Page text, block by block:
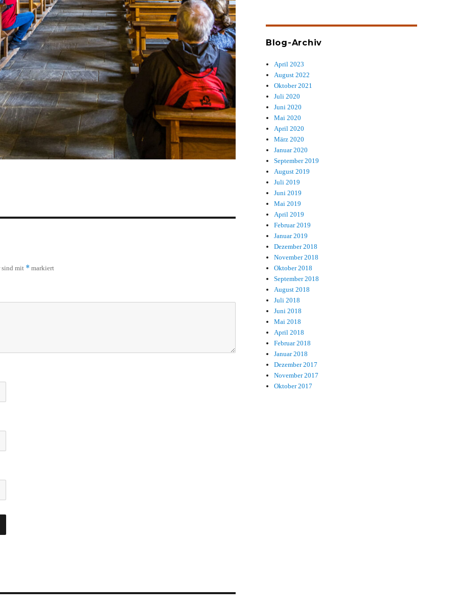
sind mit * markiert
Blog-Archiv
April 2023
August 2022
Oktober 2021
Juli 2020
Juni 2020
Mai 2020
April 2020
März 2020
Januar 2020
September 2019
August 2019
Juli 2019
Juni 2019
Mai 2019
April 2019
Februar 2019
Januar 2019
Dezember 2018
November 2018
Oktober 2018
September 2018
August 2018
Juli 2018
Juni 2018
Mai 2018
April 2018
Februar 2018
Januar 2018
Dezember 2017
November 2017
Oktober 2017